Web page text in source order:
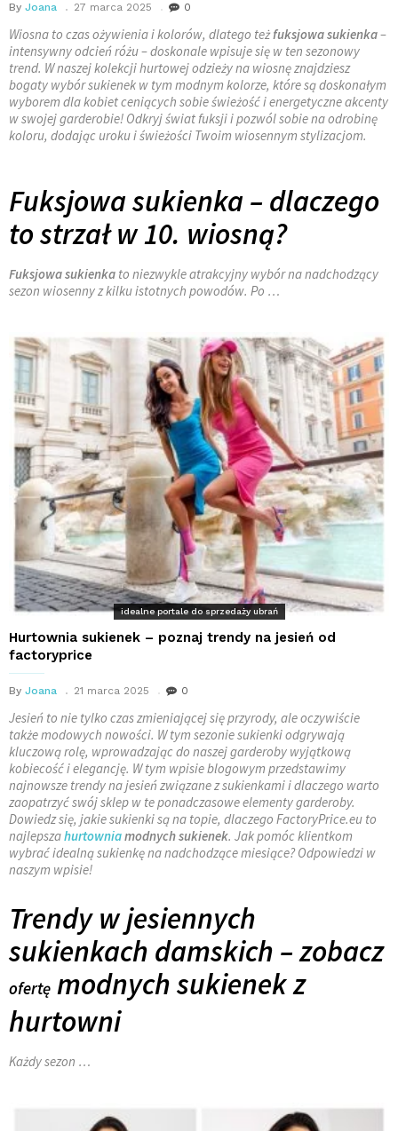
By Joana 27 marca 2025 0
Wiosna to czas ożywienia i kolorów, dlatego teżfuksjowa sukienka–
intensywny odcień różu – doskonale wpisuje się w ten sezonowy
trend. W naszej kolekcji hurtowej odzieży na wiosnę znajdziesz
bogaty wybór sukienek w tym modnym kolorze, które są doskonałym
wyborem dla kobiet ceniących sobie świeżość i energetyczne akcenty
w swojej garderobie! Odkryj świat fuksji i pozwól sobie na odrobinę
koloru, dodając uroku i świeżości Twoim wiosennym stylizacjom.
Fuksjowa sukienka – dlaczego
to strzał w 10. wiosną?
Fuksjowa sukienka to niezwykle atrakcyjny wybór na nadchodzący
sezon wiosenny z kilku istotnych powodów. Po …
idealne portale do sprzedaży ubrań
Hurtownia sukienek – poznaj trendy na jesień od
factoryprice
By Joana 21 marca 2025 0
Jesień to nie tylko czas zmieniającej się przyrody, ale oczywiście
także modowych nowości. W tym sezonie sukienki odgrywają
kluczową rolę, wprowadzając do naszej garderoby wyjątkową
kobiecość i elegancję. W tym wpisie blogowym przedstawimy
najnowsze trendy na jesień związane z sukienkami i dlaczego warto
zaopatrzyć swój sklep w te ponadczasowe elementy garderoby.
Dowiedz się, jakie sukienki są na topie, dlaczego FactoryPrice.eu to
najlepszahurtowniamodnych sukienek. Jak pomóc klientkom
wybrać idealną sukienkę na nadchodzące miesiące? Odpowiedzi w
naszym wpisie!
Trendy w jesiennych
sukienkach damskich – zobacz
ofertę modnych sukienek z
hurtowni
Każdy sezon …